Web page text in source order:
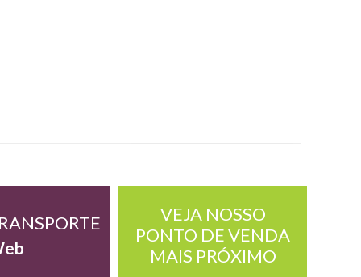
VEJA NOSSO
PONTO DE VENDA
MAIS PRÓXIMO